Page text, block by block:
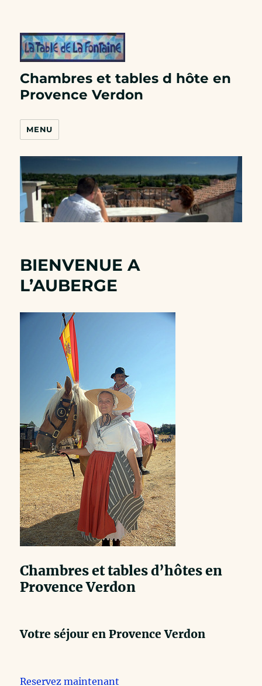
Chambres et tables d hôte en
Provence Verdon
MENU
BIENVENUE A
L’AUBERGE
Chambres et tables d’hôtes en
Provence Verdon
Votre séjour en Provence Verdon
Reservez maintenant